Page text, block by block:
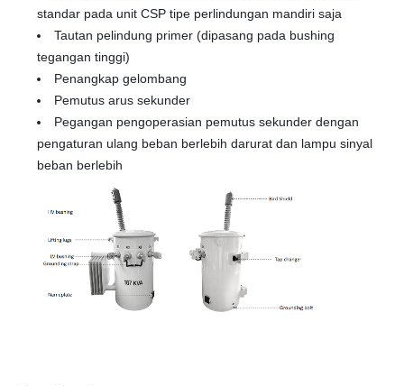
standar pada unit CSP tipe perlindungan mandiri saja
Tautan pelindung primer (dipasang pada bushing
tegangan tinggi)
Penangkap gelombang
Pemutus arus sekunder
Pegangan pengoperasian pemutus sekunder dengan
pengaturan ulang beban berlebih darurat dan lampu sinyal
beban berlebih